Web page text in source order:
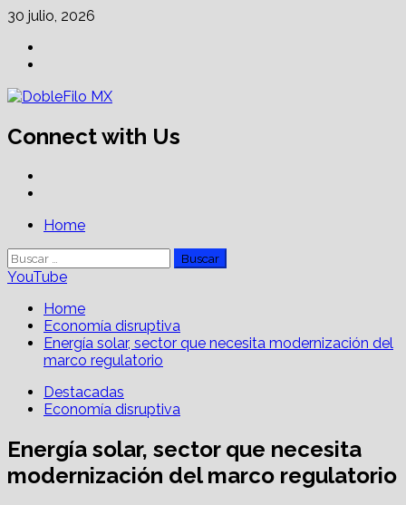
Skip
content
30 julio, 2026
Connect with Us
PrimaryHome
Buscar:
YouTube
Home
Economía disruptiva
Energía solar, sector que necesita modernización del
marco regulatorio
Destacadas
Economía disruptiva
Energía solar, sector que necesita
modernización del marco regulatorio